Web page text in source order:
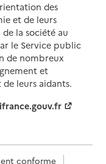
des
et de leurs
la société au
le Service public
de nombreux
et
leurs aidants.
conforme